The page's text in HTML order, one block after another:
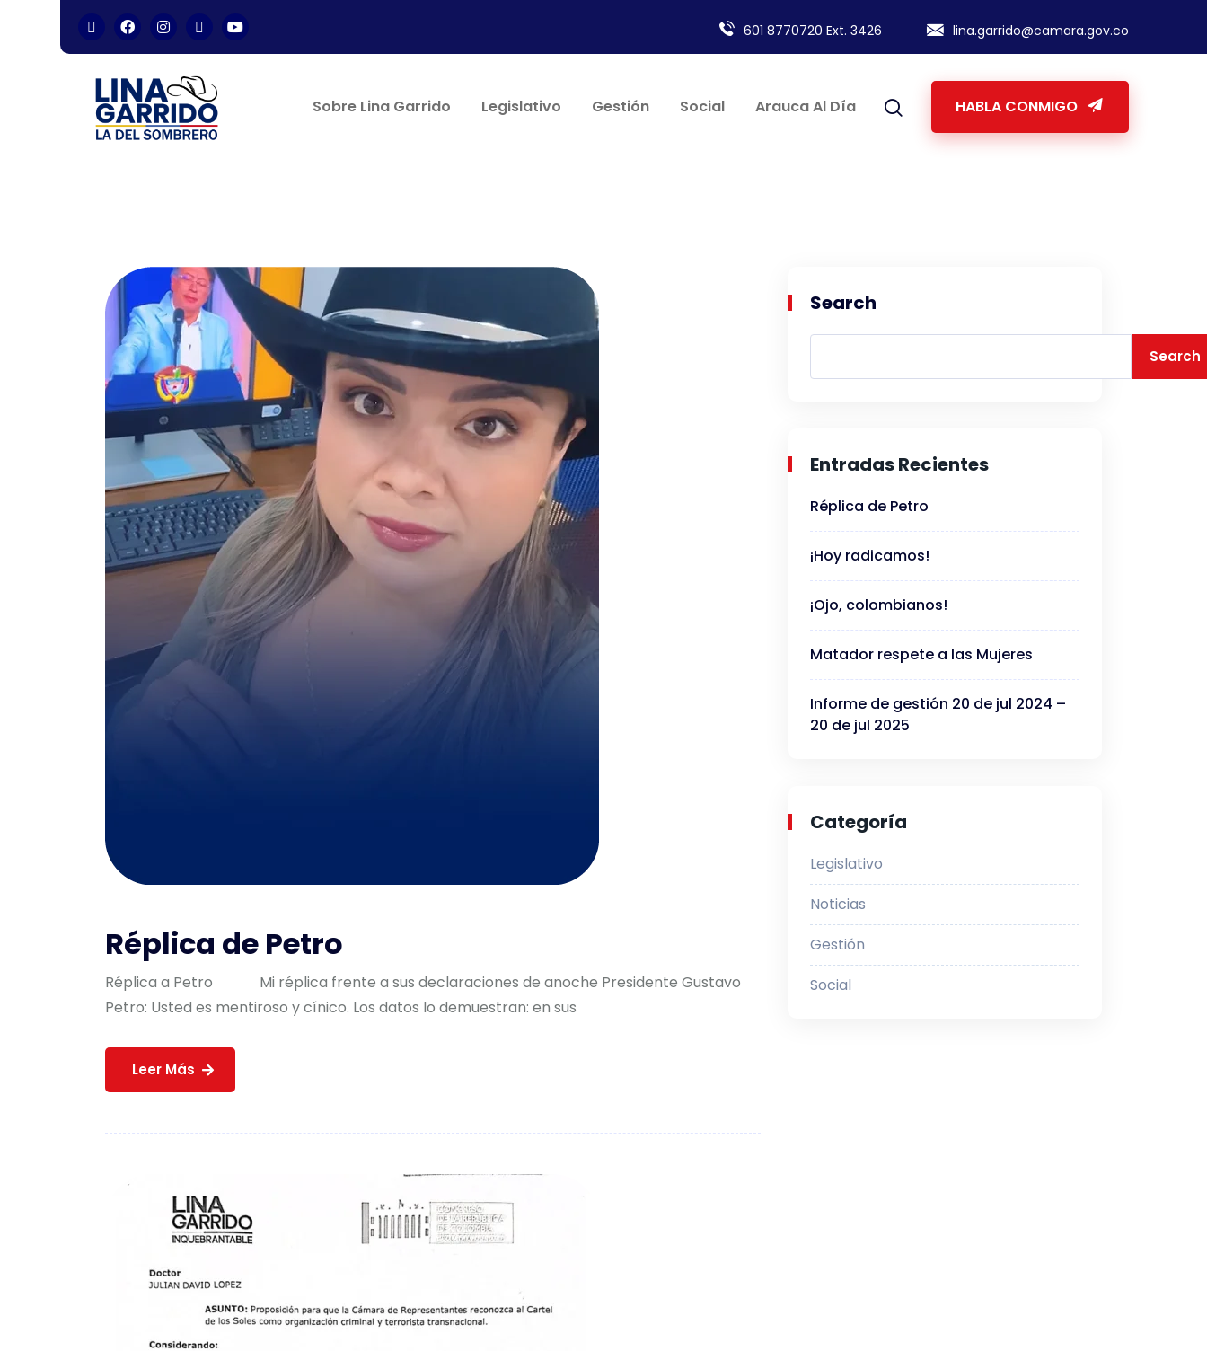
601 8770720 Ext. 3426 lina.garrido@camara.gov.co
Sobre Lina Garrido Legislativo Gestión Social Arauca Al Día HABLA CONMIGO
Réplica de Petro
Réplica a Petro Mi réplica frente a sus declaraciones de anoche Presidente Gustavo
Petro: Usted es mentiroso y cínico. Los datos lo demuestran: en sus
Leer Más
Search
Search
Entradas Recientes
Réplica de Petro
¡Hoy radicamos!
¡Ojo, colombianos!
Matador respete a las Mujeres
Informe de gestión 20 de jul 2024 –
20 de jul 2025
Categoría
Legislativo
Noticias
Gestión
Social